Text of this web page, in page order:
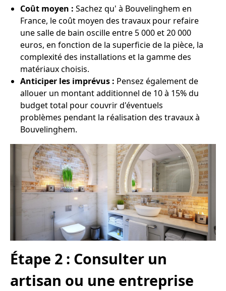
Coût moyen : Sachez qu' à Bouvelinghem en
France, le coût moyen des travaux pour refaire
une salle de bain oscille entre 5 000 et 20 000
euros, en fonction de la superficie de la pièce, la
complexité des installations et la gamme des
matériaux choisis.
Anticiper les imprévus : Pensez également de
allouer un montant additionnel de 10 à 15% du
budget total pour couvrir d'éventuels
problèmes pendant la réalisation des travaux à
Bouvelinghem.
Étape 2 : Consulter un
artisan ou une entreprise